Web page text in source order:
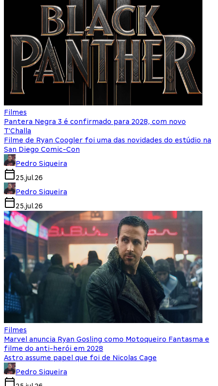
Filmes
Pantera Negra 3 é confirmado para 2028, com novo
T'Challa
Filme de Ryan Coogler foi uma das novidades do estúdio na
San Diego Comic-Con
Pedro Siqueira
25.jul.26
Pedro Siqueira
25.jul.26
Filmes
Marvel anuncia Ryan Gosling como Motoqueiro Fantasma e
filme do anti-herói em 2028
Astro assume papel que foi de Nicolas Cage
Pedro Siqueira